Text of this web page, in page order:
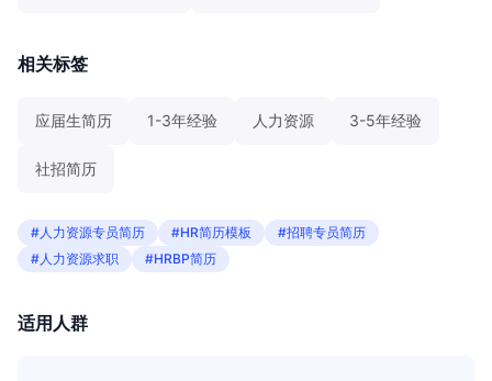
相关标签
应届生简历 1-3年经验 人力资源 3-5年经验
社招简历
#人力资源专员简历 #HR简历模板
#招聘专员简历
#人力资源求职
#HRBP简历
适用人群